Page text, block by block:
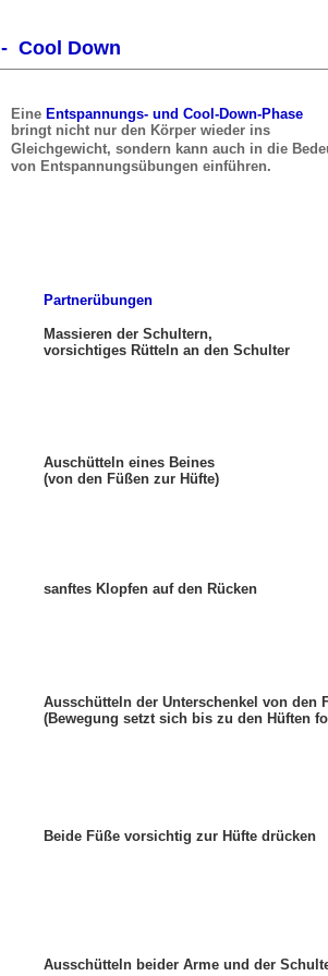
- Cool Down
Eine Entspannungs- und Cool-Down-Phase
bringt nicht nur den Körper wieder ins
Gleichgewicht, sondern kann auch in die
von Entspannungsübungen einführen.
Partnerübungen
Massieren der Schultern,
vorsichtiges Rütteln an den Schulter
Auschütteln eines Beines
(von den Füßen zur Hüfte)
sanftes Klopfen auf den Rücken
Ausschütteln der Unterschenkel von den
(Bewegung setzt sich bis zu den Hüften
Beide Füße vorsichtig zur Hüfte drücken
Ausschütteln beider Arme und der